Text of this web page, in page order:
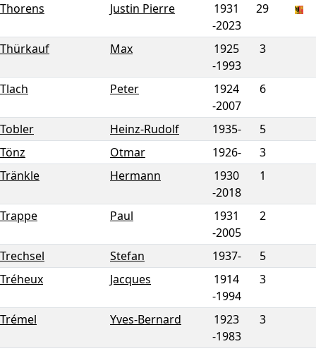
Thorens
Justin Pierre
1931
-2023
29
Thürkauf Max
1925
-1993
3
Tlach Peter
1924
-2007
6
Tobler Heinz-Rudolf 1935-
5
Tönz
Otmar 1926-
3
Tränkle
Hermann
1930
-2018
1
Trappe Paul
1931
-2005
2
Trechsel Stefan 1937-
5
Tréheux
Jacques
1914
-1994
3
Trémel Yves-Bernard
1923
-1983
3